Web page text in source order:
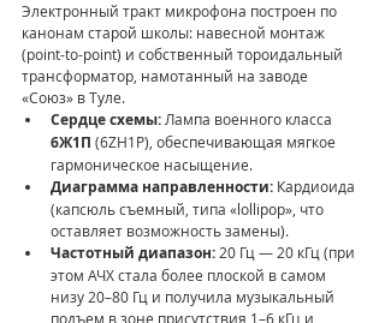
Электронный тракт микрофона построен по
канонам старой школы: навесной монтаж
(point-to-point) и собственный тороидальный
трансформатор, намотанный на заводе
«Союз» в Туле.
Сердце схемы: Лампа военного класса
6Ж1П (6ZH1P), обеспечивающая мягкое
гармоническое насыщение.
Диаграмма направленности: Кардиоида
(капсюль съемный, типа «lollipop», что
оставляет возможность замены).
Частотный диапазон: 20 Гц — 20 кГц (при
этом АЧХ стала более плоской в самом
низу 20–80 Гц и получила музыкальный
подъем в зоне присутствия 1–6 кГц и